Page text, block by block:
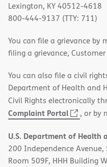
Lexington, KY 40512-4618
800-444-9137 (TTY: 711)
You can file a grievance by
filing a grievance,
You can also file a civil
Department of Health and
Civil Rights electronically
Complaint Portal
(opens
new
, or by
U.S. Department of Health
200 Independence Avenue,
Room 509F, HHH Building